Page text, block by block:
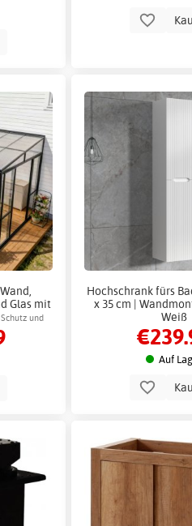
Glas mit
und
Hochschrank fürs
x 35 cm |
Weiß
Auf